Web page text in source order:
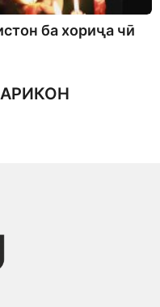
ба хориҷа чӣ